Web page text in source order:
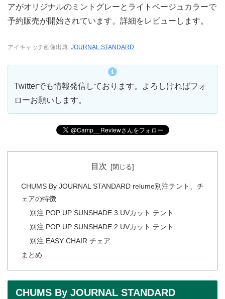
アがオリジナルのミントグレーとライトベージュカラーで
予約販売が開始されています。詳細をレビューします。
アイキャッチ画像出典: JOURNAL STANDARD
Twitterでも情報発信しております。よろしければフォ
ローお願いします。
目次
CHUMS By JOURNAL STANDARD relume別注テント、チ
ェアの特徴
別注 POP UP SUNSHADE 3 UVカット テント
別注 POP UP SUNSHADE 2 UVカット テント
別注 EASY CHAIR チェア
まとめ
CHUMS By JOURNAL STANDARD